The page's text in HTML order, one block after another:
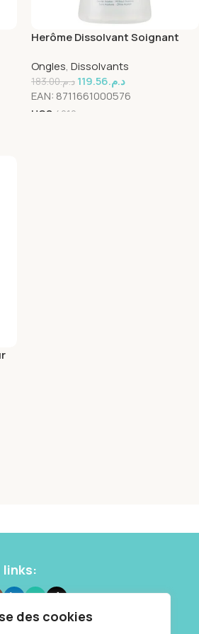
des cookies
Herôme Dissolvant Soignant
Ongles, Dissolvants
د.م.183.00 د.م.119.56
EAN: 8711661000576
UGS 4010
links: